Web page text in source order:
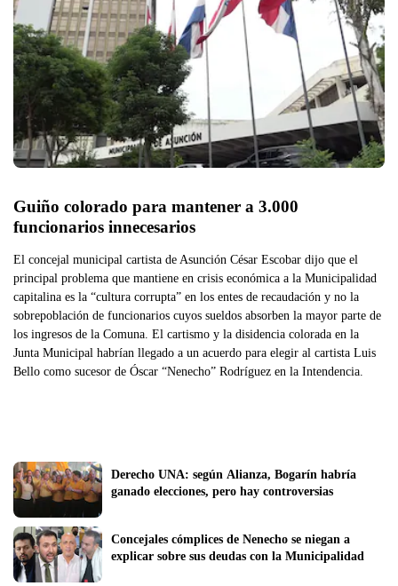
Guiño colorado para mantener a 3.000
El concejal municipal cartista de Asunción César Escobar dijo que el
principal problema que mantiene en crisis económica a la Municipalidad
capitalina es la “cultura corrupta” en los entes de recaudación y no la
sobrepoblación de funcionarios cuyos sueldos absorben la mayor parte de
los ingresos de la Comuna. El cartismo y la disidencia colorada en la
Junta Municipal habrían llegado a un acuerdo para elegir al cartista Luis
Bello como sucesor de Óscar “Nenecho” Rodríguez en la Intendencia.
Derecho UNA: según Alianza, Bogarín habría
ganado elecciones, pero hay controversias
Concejales cómplices de Nenecho se niegan a
explicar sobre sus deudas con la Municipalidad